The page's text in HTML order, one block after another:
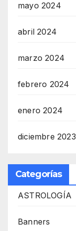
mayo 2024
abril 2024
marzo 2024
febrero 2024
enero 2024
diciembre 2023
Categorías
ASTROLOGÍA
Banners